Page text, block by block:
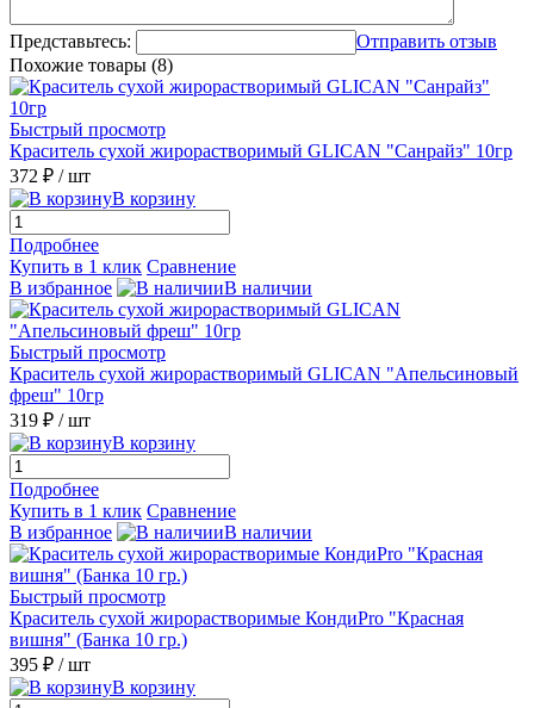
Представьтесь:
Отправить отзыв
Похожие товары (8)
Быстрый просмотр
Краситель сухой жирорастворимый GLICAN "Санрайз" 10гр
372 ₽ / шт
В корзину
Подробнее
Купить в 1 клик Сравнение
В избранное
В наличии
Быстрый просмотр
Краситель сухой жирорастворимый GLICAN "Апельсиновый
фреш" 10гр
319 ₽ / шт
В корзину
Подробнее
Купить в 1 клик Сравнение
В избранное
В наличии
Быстрый просмотр
Краситель сухой жирорастворимые КондиPro "Красная
вишня" (Банка 10 гр.)
395 ₽ / шт
В корзину